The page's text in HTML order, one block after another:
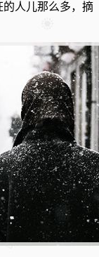
人儿那么多，摘